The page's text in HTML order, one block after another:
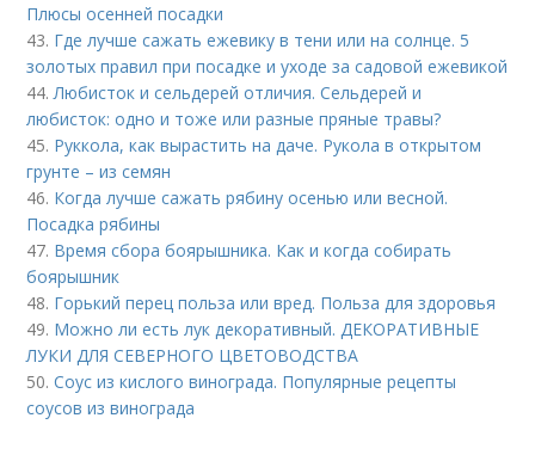
Плюсы осенней посадки
43. Где лучше сажать ежевику в тени или на солнце. 5
золотых правил при посадке и уходе за садовой ежевикой
44.Любисток и сельдерей отличия. Сельдерей и
любисток: одно и тоже или разные пряные травы?
45. Руккола, как вырастить на даче. Рукола в открытом
грунте – из семян
46. Когда лучше сажать рябину осенью или весной.
Посадка рябины
47. Время сбора боярышника. Как и когда собирать
боярышник
48. Горький перец польза или вред. Польза для здоровья
49. Можно ли есть лук декоративный. ДЕКОРАТИВНЫЕ
ЛУКИ ДЛЯ СЕВЕРНОГО ЦВЕТОВОДСТВА
50.Соус из кислого винограда. Популярные рецепты
соусов из винограда